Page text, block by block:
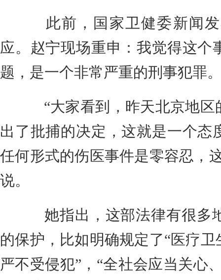
此前，国家卫健委新闻发
应。赵宁现场重申：我觉得这个
题，是一个非常严重的刑事犯罪
“大家看到，昨天北京地区
出了批捕的决定，这就是一个态
任何形式的伤医事件是零容忍，
说。
她指出，这部法律有很多
的保护，比如明确规定了“医疗
严不受侵犯”，“全社会应当关心